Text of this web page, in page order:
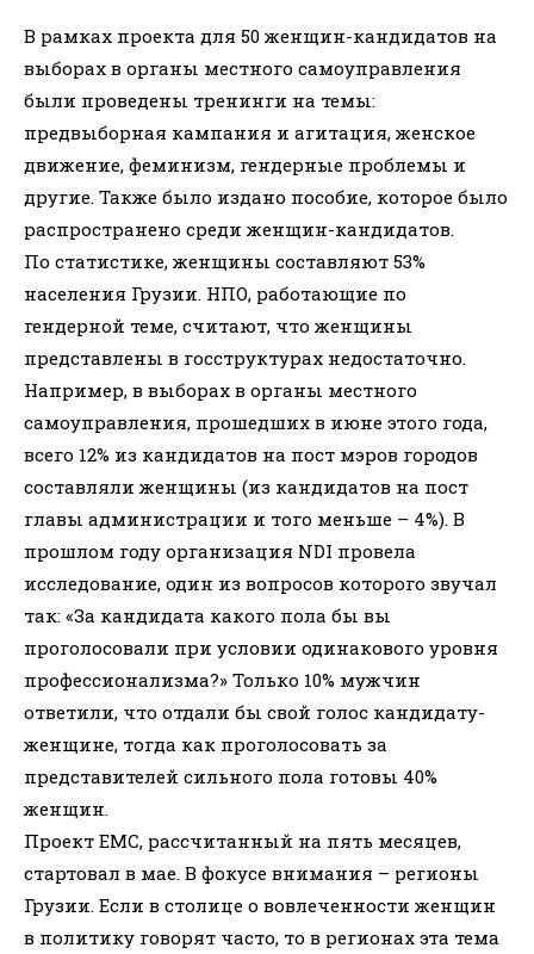
В рамках проекта для 50 женщин-кандидатов на
выборах в органы местного самоуправления
были проведены тренинги на темы:
предвыборная кампания и агитация, женское
движение, феминизм, гендерные проблемы и
другие. Также было издано пособие, которое было
распространено среди женщин-кандидатов.
По статистике, женщины составляют 53%
населения Грузии. НПО, работающие по
гендерной теме, считают, что женщины
представлены в госструктурах недостаточно.
Например, в выборах в органы местного
самоуправления, прошедших в июне этого года,
всего 12% из кандидатов на пост мэров городов
составляли женщины (из кандидатов на пост
главы администрации и того меньше – 4%). В
прошлом году организация NDI провела
исследование, один из вопросов которого звучал
так: «За кандидата какого пола бы вы
проголосовали при условии одинакового уровня
профессионализма?» Только 10% мужчин
ответили, что отдали бы свой голос кандидату-
женщине, тогда как проголосовать за
представителей сильного пола готовы 40%
женщин.
Проект EMC, рассчитанный на пять месяцев,
стартовал в мае. В фокусе внимания – регионы
Грузии. Если в столице о вовлеченности женщин
в политику говорят часто, то в регионах эта тема